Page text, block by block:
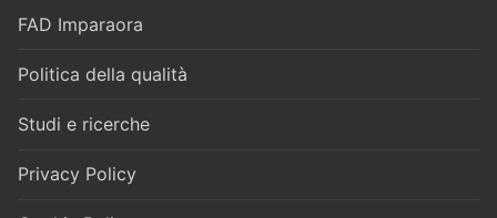
FAD Imparaora
Politica della qualità
Studi e ricerche
Privacy Policy